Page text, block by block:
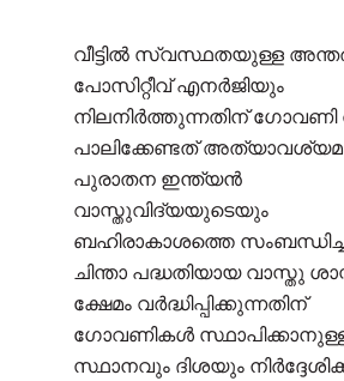
വീട്ടിൽ സ്വസ്ഥതയുള്ള
പോസിറ്റീവ് എനർജിയും
നിലനിർത്തുന്നതിന് ഗോവണി
പാലിക്കേണ്ടത്
പുരാതന ഇന്ത്യൻ
വാസ്തുവിദ്യയുടെയും
ബഹിരാകാശത്തെ
ചിന്താ പദ്ധതിയായ വാസ്തു
ക്ഷേമം വർദ്ധിപ്പിക്കുന്നതിന്
ഗോവണികൾ
സ്ഥാനവും ദിശയും